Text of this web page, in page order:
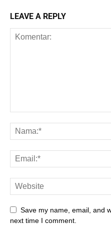
LEAVE A REPLY
Save my name, email, and
next time I comment.